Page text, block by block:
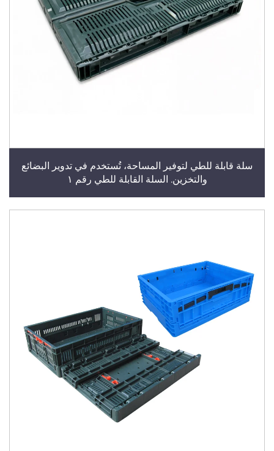
سلة قابلة للطي لتوفير المساحة، تُستخدم في تدوير البضائع
والتخزين. السلة القابلة للطي رقم ١